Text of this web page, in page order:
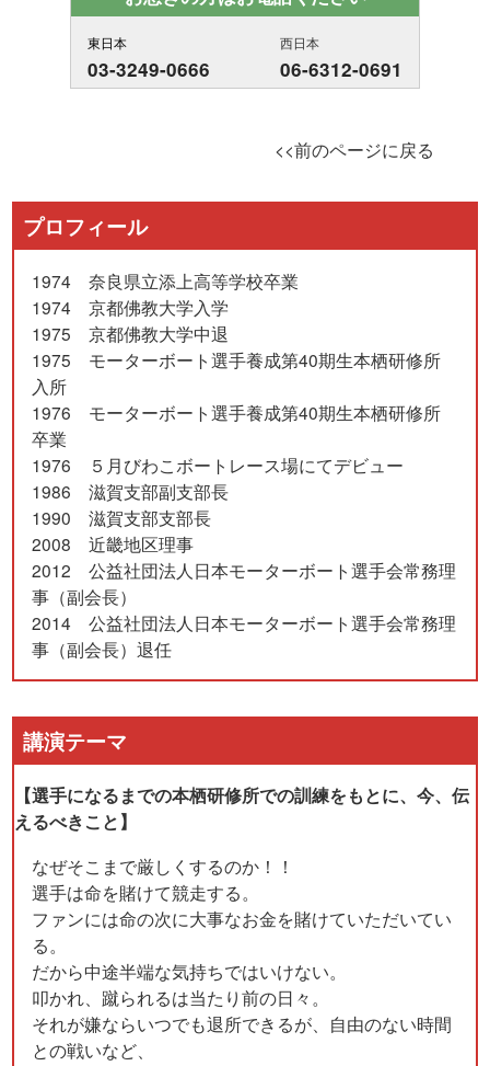
東日本
03-3249-0666
西日本
06-6312-0691
<<前のページに戻る
プロフィール
1974 奈良県立添上高等学校卒業
1974 京都佛教大学入学
1975 京都佛教大学中退
1975 モーターボート選手養成第40期生本栖研修所
入所
1976 モーターボート選手養成第40期生本栖研修所
卒業
1976 ５月びわこボートレース場にてデビュー
1986 滋賀支部副支部長
1990 滋賀支部支部長
2008 近畿地区理事
2012 公益社団法人日本モーターボート選手会常務理
事（副会長）
2014 公益社団法人日本モーターボート選手会常務理
事（副会長）退任
講演テーマ
【選手になるまでの本栖研修所での訓練をもとに、今、伝
えるべきこと】
なぜそこまで厳しくするのか！！
選手は命を賭けて競走する。
ファンには命の次に大事なお金を賭けていただいてい
る。
だから中途半端な気持ちではいけない。
叩かれ、蹴られるは当たり前の日々。
それが嫌ならいつでも退所できるが、自由のない時間
との戦いなど、